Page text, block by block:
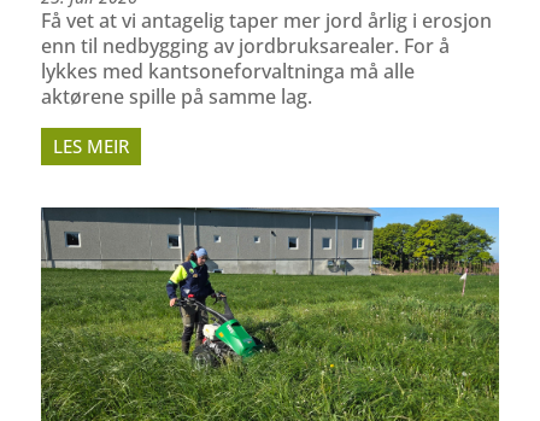
Få vet at vi antagelig taper mer jord årlig i erosjon
enn til nedbygging av jordbruksarealer. For å
lykkes med kantsoneforvaltninga må alle
aktørene spille på samme lag.
LES MEIR